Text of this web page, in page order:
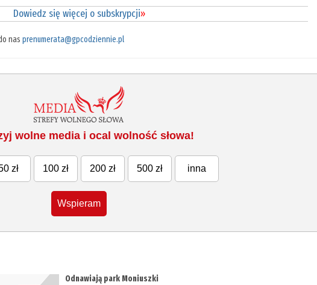
Dowiedz się więcej o subskrypcji»
nasprenumerata@gpcodziennie.pl
wolne media i ocal wolność słowa!
zł 100 zł 200 zł 500 zł inna
Wspieram
​Odnawiają park Moniuszki